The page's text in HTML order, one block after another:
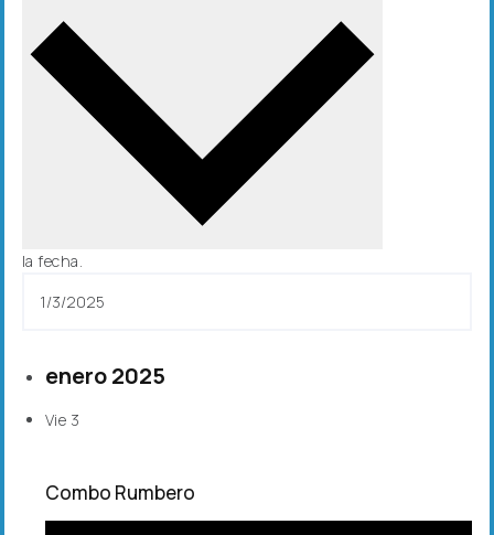
la fecha.
enero 2025
Vie 3
Combo Rumbero